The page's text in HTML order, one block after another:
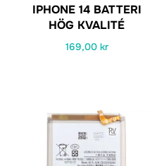
IPHONE 14 BATTERI
HÖG KVALITÉ
169,00 kr